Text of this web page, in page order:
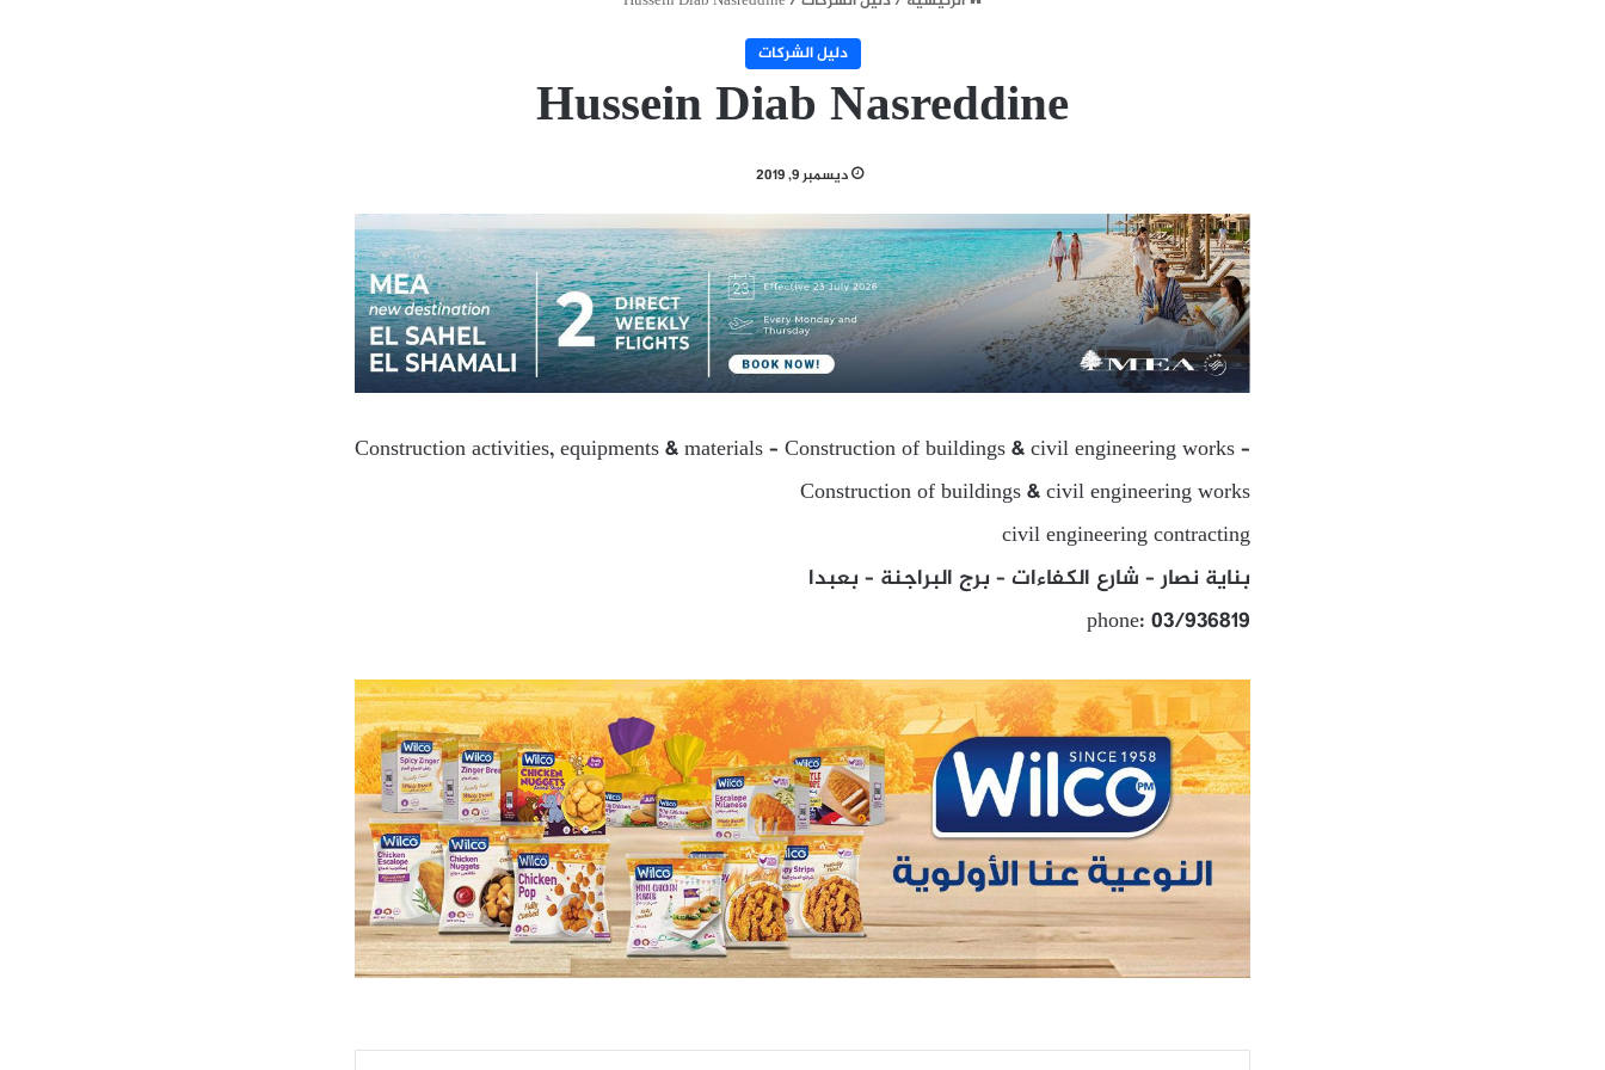
دليل الشركات
Hussein Diab Nasreddine
ديسمبر 9, 2019
Construction activities, equipments & materials – Construction of buildings & civil engineering works –
Construction of buildings & civil engineering works
civil engineering contracting
بناية نصار – شارع الكفاءات – برج البراجنة – بعبدا
phone: 03/936819